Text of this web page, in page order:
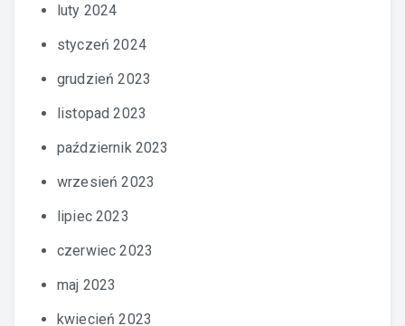
luty 2024
styczeń 2024
grudzień 2023
listopad 2023
październik 2023
wrzesień 2023
lipiec 2023
czerwiec 2023
maj 2023
kwiecień 2023